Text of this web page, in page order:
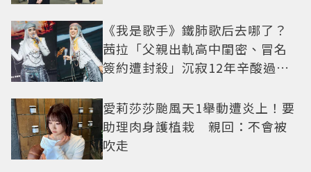
《我是歌手》鐵肺歌后去哪了？
茜拉「父親出軌高中閨密、冒名
簽約遭封殺」沉寂12年辛酸過往
愛莉莎莎颱風天1舉動遭炎上！要
助理肉身護植栽 親回：不會被
吹走